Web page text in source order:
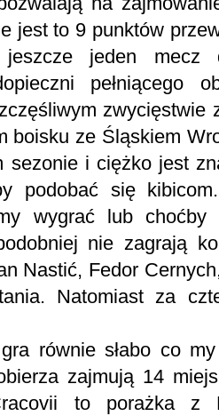
jest to 9 punktów
jeden mecz
pełniącego
boisku ze Śląskiem
sezonie i ciężko jest
podobać się
wygrać lub
nie zagrają
Nastić, Fedor
Natomiast za
równie słabo co
zajmują 14
to porażka z